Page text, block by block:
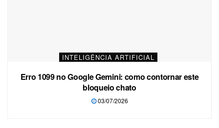
INTELIGÊNCIA ARTIFICIAL
Erro 1099 no Google Gemini: como contornar este
bloqueio chato
03/07/2026